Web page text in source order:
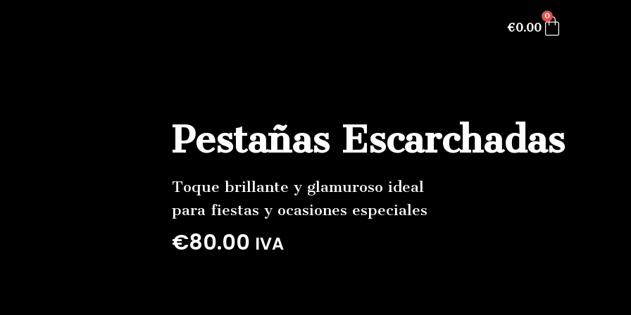
€0.00
0
Pestañas Escarchadas
Toque brillante y glamuroso ideal
para fiestas y ocasiones especiales
€80.00 IVA